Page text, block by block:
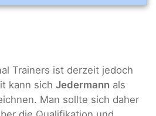
Trainers ist derzeit jedoch
kann sich Jedermann als
Man sollte sich daher